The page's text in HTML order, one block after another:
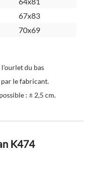
67x83
70x69
l'ourlet du bas
le fabricant.
: ± 2,5 cm.
K474